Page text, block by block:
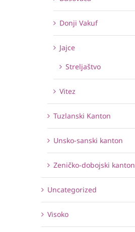
Donji Vakuf
Jajce
Streljaštvo
Vitez
Tuzlanski Kanton
Unsko-sanski kanton
Zeničko-dobojski kanton
Uncategorized
Visoko